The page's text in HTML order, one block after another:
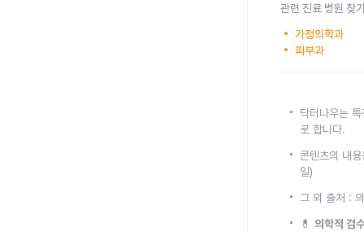
관련 진료 병원 찾
가정의학과
피부과
닥터나우는
로 합니다.
콘텐츠의 내
일)
그 외 출처 :
💊 의학적 검